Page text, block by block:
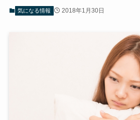
気になる情報 2018年1月30日